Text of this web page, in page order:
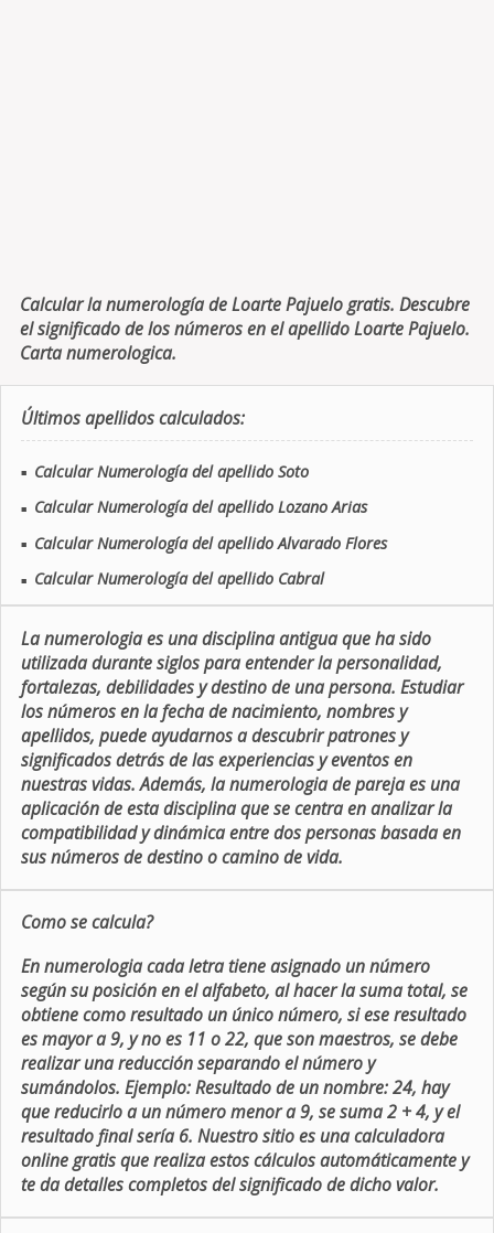
Calcular la numerología de Loarte Pajuelo gratis. Descubre
el significado de los números en el apellido Loarte Pajuelo.
Carta numerologica.
Últimos apellidos calculados:
■ Calcular Numerología del apellido Soto
■ Calcular Numerología del apellido Lozano Arias
■ Calcular Numerología del apellido Alvarado Flores
■ Calcular Numerología del apellido Cabral
La numerologia es una disciplina antigua que ha sido
utilizada durante siglos para entender la personalidad,
fortalezas, debilidades y destino de una persona. Estudiar
los números en la fecha de nacimiento, nombres y
apellidos, puede ayudarnos a descubrir patrones y
significados detrás de las experiencias y eventos en
nuestras vidas. Además, la numerologia de pareja es una
aplicación de esta disciplina que se centra en analizar la
compatibilidad y dinámica entre dos personas basada en
sus números de destino o camino de vida.
Como se calcula?
En numerologia cada letra tiene asignado un número
según su posición en el alfabeto, al hacer la suma total, se
obtiene como resultado un único número, si ese resultado
es mayor a 9, y no es 11 o 22, que son maestros, se debe
realizar una reducción separando el número y
sumándolos. Ejemplo: Resultado de un nombre: 24, hay
que reducirlo a un número menor a 9, se suma 2 + 4, y el
resultado final sería 6. Nuestro sitio es una calculadora
online gratis que realiza estos cálculos automáticamente y
te da detalles completos del significado de dicho valor.